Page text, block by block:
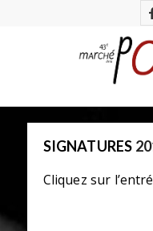
SIGNATURES
Cliquez sur